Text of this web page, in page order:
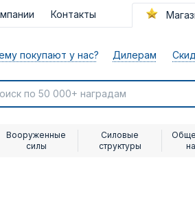
Контакты
покупают у нас? Дилерам
Вооруженные
силы
Силовые
структуры